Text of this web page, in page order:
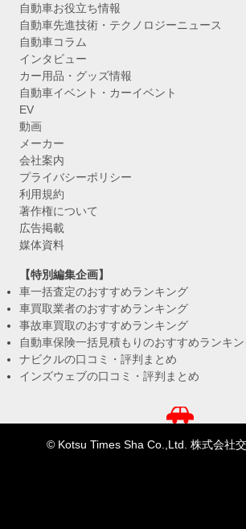
自動車お役立ち情報
自動車先進技術・テクノロジーニュース
自動車コラム
インタビュー
カー用品・グッズ情報
自動車イベント・カーイベント
EV
動画
メーカー
会社案内
プライバシーポリシー
利用規約
著作権について
広告掲載
媒体資料
【特別編集企画】
車一括査定のおすすめランキング
車買取業者のおすすめランキング
事故車買取のおすすめランキング
自動車保険一括見積もりのおすすめランキ
ナビクルの口コミ・評判まとめ
インズウェブの口コミ・評判まとめ
© Kotsu Times Sha Co.,Ltd. 株式会社